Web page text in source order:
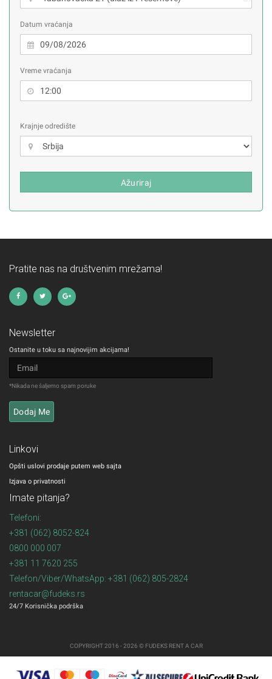
Datum vraćanja
Vreme vraćanja
Krajnje odredište
Ažuriraj
Pratite nas na društvenim mrežama!
Newsletter
Ostanite u toku sa najnovijim akcijama!
*Nikada ne šaljemo spam poruke
Linkovi
Opšti uslovi prodaje putem web sajta
Izjava o privatnosti
Imate pitanja?
Telefoni:
+381 (062) 8052-824
0800 000 007
+381 11 7620 255
Telefon/Viber/WhatsApp: +381 (062) 805-2824
rentacar@fudeks.rs
24/7 Korisnička podrška
COPYRIGHT 2016 - 2026 © FUDEKS RENT A CAR